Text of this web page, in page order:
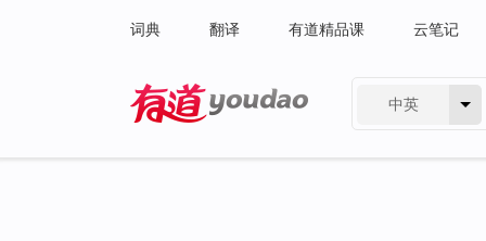
词典 翻译 有道精品课 云笔记
中英